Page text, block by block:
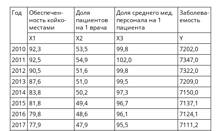
Год
Обеспечен-
ность койко-
местами
Доля
пациентов
на 1 врача
Доля среднего мед.
персонала на 1
пациента
Заболева-
емость
Х1 Х2 Х3
Y
2010 92,3 53,5 99,8
7202,0
2011 92,5 54,9 102,0
7347,0
2012 90,5 51,6 99,8
7322,0
2013 87,6 51,0 99,5
7209,0
2014 83,8 50,2 97,3
7150,0
2015 81,8 49,4 96,7
7137,1
2016 79,8 48,6 96,1
7124,1
2017 77,9 47,9 95,5
7111,2